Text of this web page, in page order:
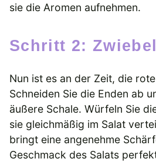
sie die Aromen aufnehmen.
Schritt 2:
Nun ist es an der Zeit, die
Schneiden Sie die Enden ab
äußere Schale. Würfeln Sie
sie gleichmäßig im Salat
bringt eine angenehme
Geschmack des Salats